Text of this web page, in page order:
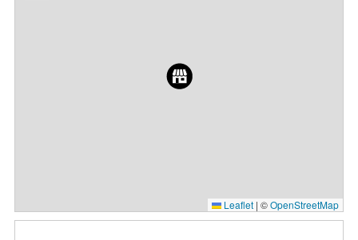
Leaflet | ©OpenStreetMap